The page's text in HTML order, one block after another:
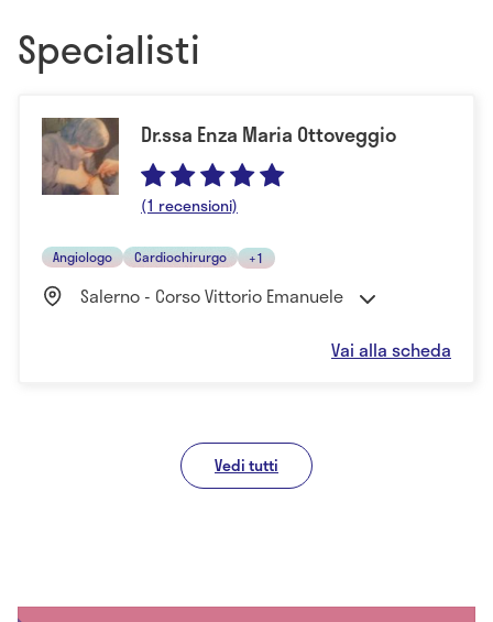
Specialisti
Dr.ssa Enza Maria Ottoveggio
(1 recensioni)
Angiologo Cardiochirurgo +1
Salerno - Corso Vittorio Emanuele
Vai alla scheda
Vedi tutti